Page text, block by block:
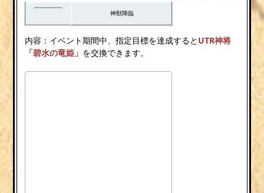
神獣降臨
内容：イベント期間中、指定目標を達成すると UTR神将
「碧水の竜姫」 を交換できます。